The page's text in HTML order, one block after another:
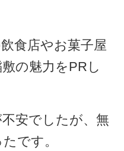
食店やお菓子屋
の魅力をPRし
安でしたが、無
です。